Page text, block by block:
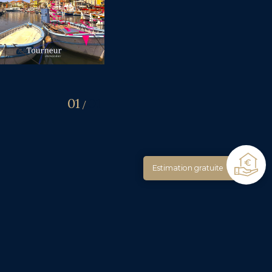
01 /
Estimation gratuite